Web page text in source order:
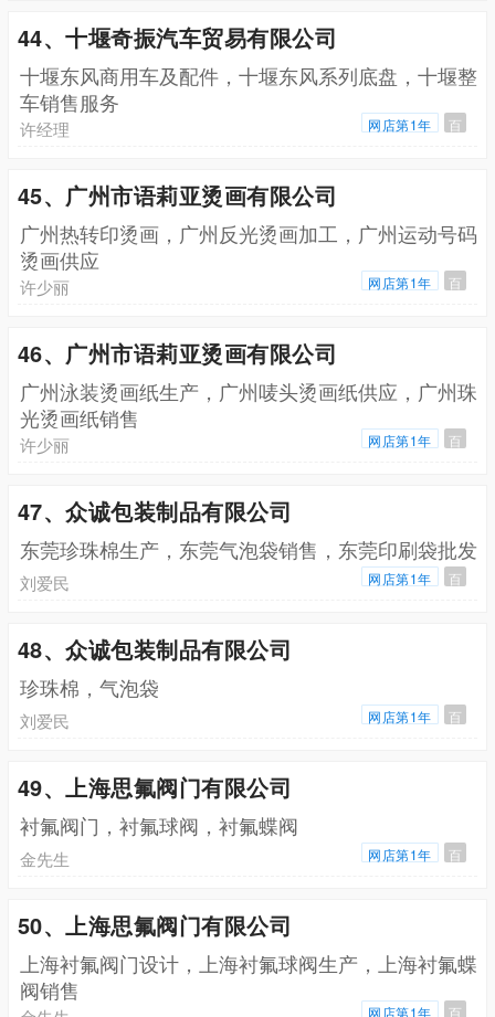
44、十堰奇振汽车贸易有限公司
十堰东风商用车及配件，十堰东风系列底盘，十堰整
车销售服务
许经理 网店第1年 百
45、广州市语莉亚烫画有限公司
广州热转印烫画，广州反光烫画加工，广州运动号码
烫画供应
许少丽 网店第1年 百
46、广州市语莉亚烫画有限公司
广州泳装烫画纸生产，广州唛头烫画纸供应，广州珠
光烫画纸销售
许少丽 网店第1年 百
47、众诚包装制品有限公司
东莞珍珠棉生产，东莞气泡袋销售，东莞印刷袋批发
刘爱民 网店第1年 百
48、众诚包装制品有限公司
珍珠棉，气泡袋
刘爱民 网店第1年 百
49、上海思氟阀门有限公司
衬氟阀门，衬氟球阀，衬氟蝶阀
金先生 网店第1年 百
50、上海思氟阀门有限公司
上海衬氟阀门设计，上海衬氟球阀生产，上海衬氟蝶
阀销售
网店第1年 百